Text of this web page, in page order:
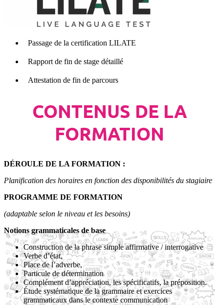
Passage de la certification LILATE
Rapport de fin de stage détaillé
Attestation de fin de parcours
CONTENUS DE LA
FORMATION
DÉROULE DE LA FORMATION :
Planification des horaires en fonction des disponibilités du stagiaire
PROGRAMME DE FORMATION
(adaptable selon le niveau et les besoins)
Notions grammaticales de base
Construction de la phrase simple affirmative / interrogative
Verbe d’état,
Place de l’adverbe,
Particule de détermination
Complément d’appréciation, les spécificatifs, la préposition.
Étude systématique de la grammaire et exercices
grammaticaux dans le contexte communication